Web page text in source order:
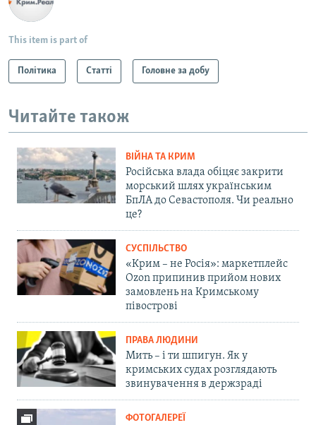
This item is part of
Політика Статті Головне за добу
Читайте також
ВІЙНА ТА КРИМ
Російська влада обіцяє закрити
морський шлях українським
БпЛА до Севастополя. Чи реально
це?
СУСПІЛЬСТВО
«Крим – не Росія»: маркетплейс
Ozon припинив прийом нових
замовлень на Кримському
півострові
ПРАВА ЛЮДИНИ
Мить – і ти шпигун. Як у
кримських судах розглядають
звинувачення в держзраді
ФОТОГАЛЕРЕЇ